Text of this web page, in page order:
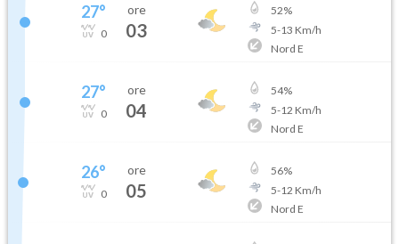
27°
0
ore
03
52%
5-13 Km/h
Nord E
27°
0
ore
04
54%
5-12 Km/h
Nord E
26°
0
ore
05
56%
5-12 Km/h
Nord E